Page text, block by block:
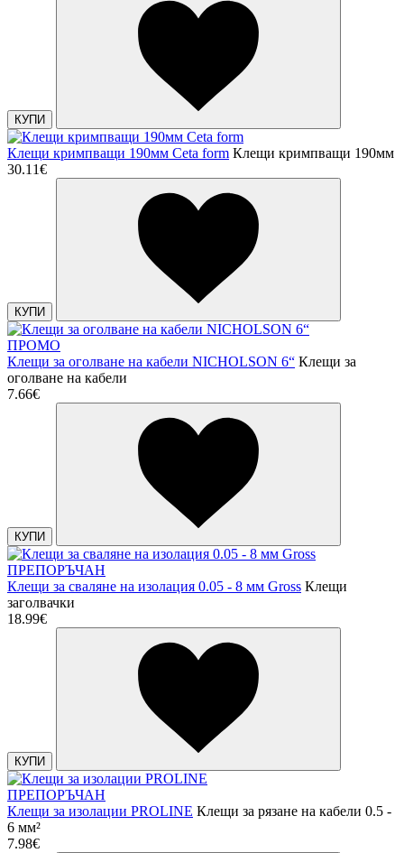
КУПИ
Клещи кримпващи 190мм Ceta form Клещи кримпващи 190мм
30.11€
КУПИ
ПРОМО
Клещи за оголване на кабели NICHOLSON 6“ Клещи за
оголване на кабели
7.66€
КУПИ
ПРЕПОРЪЧАН
Клещи за сваляне на изолация 0.05 - 8 мм Gross Клещи
заголвачки
18.99€
КУПИ
ПРЕПОРЪЧАН
Клещи за изолации PROLINE Клещи за рязане на кабели 0.5 -
6 мм²
7.98€